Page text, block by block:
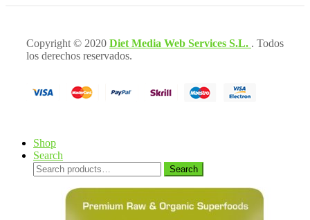
Copyright © 2020 Diet Media Web Services S.L. . Todos
los derechos reservados.
Shop
Search
Search
for:
Search